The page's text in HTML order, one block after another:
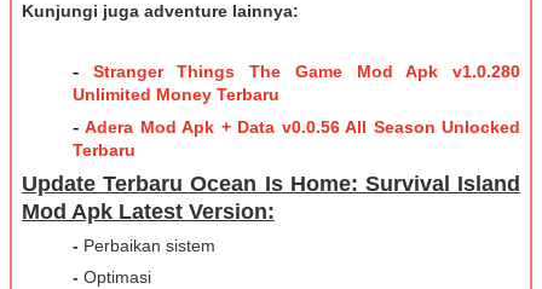
Kunjungi juga adventure lainnya:
- Stranger Things The Game Mod Apk v1.0.280
Unlimited Money Terbaru
-Adera Mod Apk + Data v0.0.56 All Season Unlocked
Terbaru
Update Terbaru Ocean Is Home: Survival Island
Моd Apk Latest Version:
- Perbaikan sistem
- Optimasi